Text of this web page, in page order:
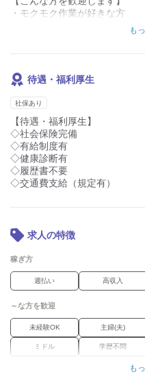
未経験の方でも、先輩スタッ
・モクモク作業が好きな方
・機械操作や工場作業に興味が
・夜勤ありでしっかり稼ぎたい
・未経験から製造業にチャレン
・電子部品・半導体業界に興味
・体を動かしながら働きたい方
も
待遇・福利厚生
社保あり
【待遇・福利厚生】
◇社会保険完備
◇有給制度有
◇健康診断有
◇履歴書不要
◇交通費支給（規定有）
求人の特徴
稼ぎ方
週払い 高収入
～な方を歓迎
未経験OK 主婦(夫)
ミドル 学歴不問
も